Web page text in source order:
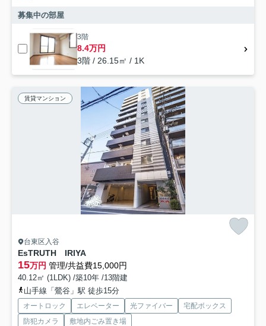
募集中の部屋
3階
8.4万円
3階 / 26.15㎡ / 1K
賃貸マンション
台東区入谷
EsTRUTH IRIYA
15万円 管理/共益費15,000円
40.12㎡ (1LDK) /築10年 /13階建
山手線「鶯谷」駅 徒歩15分
オートロック エレベーター 光ファイバー
宅配ボックス
防犯カメラ
敷地内ごみ置き場